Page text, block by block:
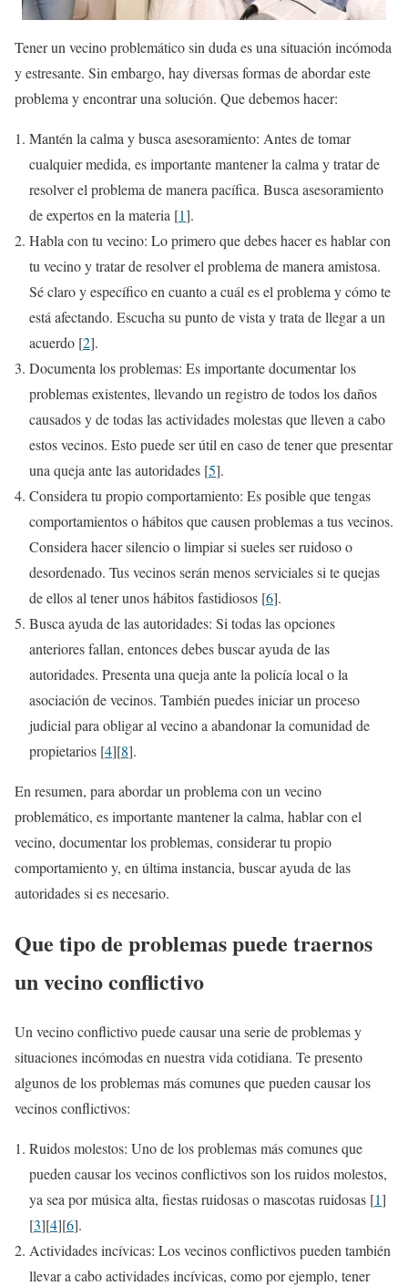
Tener un vecino problemático sin duda es una situación incómoda
y estresante. Sin embargo, hay diversas formas de abordar este
problema y encontrar una solución. Que debemos hacer:
Mantén la calma y busca asesoramiento: Antes de tomar
cualquier medida, es importante mantener la calma y tratar de
resolver el problema de manera pacífica. Busca asesoramiento
de expertos en la materia [1].
Habla con tu vecino: Lo primero que debes hacer es hablar con
tu vecino y tratar de resolver el problema de manera amistosa.
Sé claro y específico en cuanto a cuál es el problema y cómo te
está afectando. Escucha su punto de vista y trata de llegar a un
acuerdo [2].
Documenta los problemas: Es importante documentar los
problemas existentes, llevando un registro de todos los daños
causados y de todas las actividades molestas que lleven a cabo
estos vecinos. Esto puede ser útil en caso de tener que presentar
una queja ante las autoridades [5].
Considera tu propio comportamiento: Es posible que tengas
comportamientos o hábitos que causen problemas a tus vecinos.
Considera hacer silencio o limpiar si sueles ser ruidoso o
desordenado. Tus vecinos serán menos serviciales si te quejas
de ellos al tener unos hábitos fastidiosos [6].
Busca ayuda de las autoridades: Si todas las opciones
anteriores fallan, entonces debes buscar ayuda de las
autoridades. Presenta una queja ante la policía local o la
asociación de vecinos. También puedes iniciar un proceso
judicial para obligar al vecino a abandonar la comunidad de
propietarios [4][8].
En resumen, para abordar un problema con un vecino
problemático, es importante mantener la calma, hablar con el
vecino, documentar los problemas, considerar tu propio
comportamiento y, en última instancia, buscar ayuda de las
autoridades si es necesario.
Que tipo de problemas puede traernos
un vecino conflictivo
Un vecino conflictivo puede causar una serie de problemas y
situaciones incómodas en nuestra vida cotidiana. Te presento
algunos de los problemas más comunes que pueden causar los
vecinos conflictivos:
Ruidos molestos: Uno de los problemas más comunes que
pueden causar los vecinos conflictivos son los ruidos molestos,
ya sea por música alta, fiestas ruidosas o mascotas ruidosas [1]
[3][4][6].
Actividades incívicas: Los vecinos conflictivos pueden también
llevar a cabo actividades incívicas, como por ejemplo, tener